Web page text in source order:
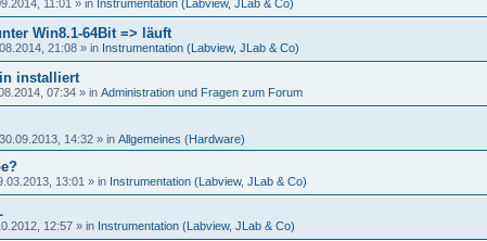
11:01 » in Instrumentation (Labview, JLab & Co)
Win8.1-64Bit => läuft
21:08 » in Instrumentation (Labview, JLab & Co)
installiert
07:34 » in Administration und Fragen zum Forum
30.09.2013, 14:32 » in Allgemeines (Hardware)
13:01 » in Instrumentation (Labview, JLab & Co)
12:57 » in Instrumentation (Labview, JLab & Co)